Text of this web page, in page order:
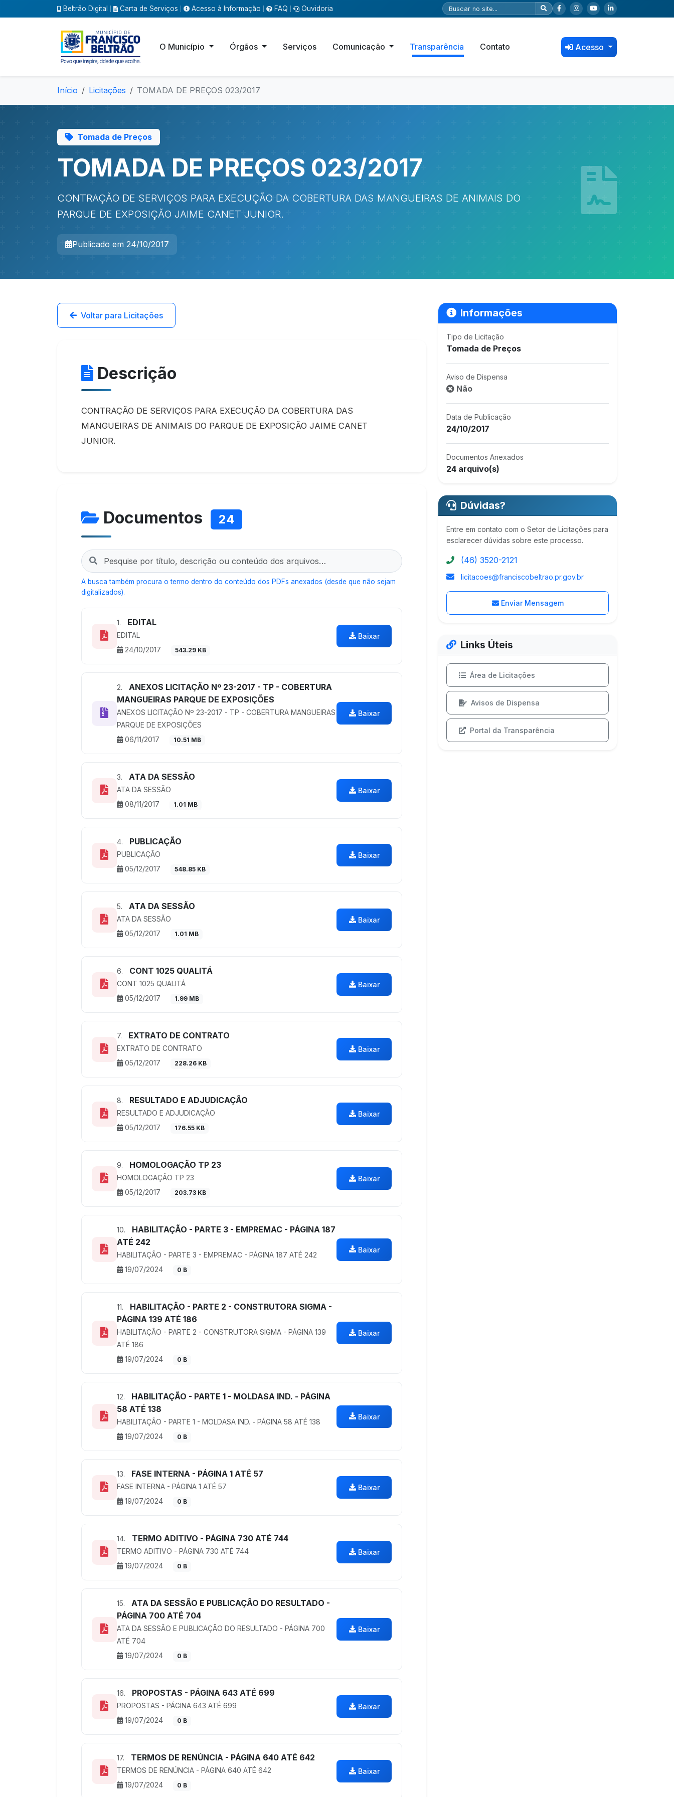
Beltrão Digital Carta de Serviços Acesso à Informação FAQ Ouvidoria
O Município Órgãos Serviços Comunicação Transparência Contato Acesso
Início Licitações TOMADA DE PREÇOS 023/2017
Tomada de Preços
TOMADA DE PREÇOS 023/2017
CONTRAÇÃO DE SERVIÇOS PARA EXECUÇÃO DA COBERTURA DAS MANGUEIRAS DE ANIMAIS DO
PARQUE DE EXPOSIÇÃO JAIME CANET JUNIOR.
Publicado em 24/10/2017
Voltar para Licitações
Descrição
CONTRAÇÃO DE SERVIÇOS PARA EXECUÇÃO DA COBERTURA DAS
MANGUEIRAS DE ANIMAIS DO PARQUE DE EXPOSIÇÃO JAIME CANET
JUNIOR.
Documentos 24
A busca também procura o termo dentro do conteúdo dos PDFs anexados (desde que não sejam
digitalizados).
1. EDITAL
EDITAL
24/10/2017
543.29 KB
Baixar
2.
ANEXOS LICITAÇÃO Nº 23-2017 - TP - COBERTURA
MANGUEIRAS PARQUE DE EXPOSIÇÕES
ANEXOS LICITAÇÃO Nº 23-2017 - TP - COBERTURA MANGUEIRAS
PARQUE DE EXPOSIÇÕES
06/11/2017
10.51 MB
Baixar
3. ATA DA SESSÃO
ATA DA SESSÃO
08/11/2017
1.01 MB
Baixar
4. PUBLICAÇÃO
PUBLICAÇÃO
05/12/2017
548.85 KB
Baixar
5. ATA DA SESSÃO
ATA DA SESSÃO
05/12/2017
1.01 MB
Baixar
6. CONT 1025 QUALITÁ
CONT 1025 QUALITÁ
05/12/2017
1.99 MB
Baixar
7. EXTRATO DE CONTRATO
EXTRATO DE CONTRATO
05/12/2017
228.26 KB
Baixar
8. RESULTADO E ADJUDICAÇÃO
RESULTADO E ADJUDICAÇÃO
05/12/2017
176.55 KB
Baixar
9. HOMOLOGAÇÃO TP 23
HOMOLOGAÇÃO TP 23
05/12/2017
203.73 KB
Baixar
10.
HABILITAÇÃO - PARTE 3 - EMPREMAC - PÁGINA 187
ATÉ 242
HABILITAÇÃO - PARTE 3 - EMPREMAC - PÁGINA 187 ATÉ 242
19/07/2024
0 B
Baixar
11.
HABILITAÇÃO - PARTE 2 - CONSTRUTORA SIGMA -
PÁGINA 139 ATÉ 186
HABILITAÇÃO - PARTE 2 - CONSTRUTORA SIGMA - PÁGINA 139
ATÉ 186
19/07/2024
0 B
Baixar
12.
HABILITAÇÃO - PARTE 1 - MOLDASA IND. - PÁGINA
58 ATÉ 138
HABILITAÇÃO - PARTE 1 - MOLDASA IND. - PÁGINA 58 ATÉ 138
19/07/2024
0 B
Baixar
13. FASE INTERNA - PÁGINA 1 ATÉ 57
FASE INTERNA - PÁGINA 1 ATÉ 57
19/07/2024
0 B
Baixar
14. TERMO ADITIVO - PÁGINA 730 ATÉ 744
TERMO ADITIVO - PÁGINA 730 ATÉ 744
19/07/2024
0 B
Baixar
15.
ATA DA SESSÃO E PUBLICAÇÃO DO RESULTADO -
PÁGINA 700 ATÉ 704
ATA DA SESSÃO E PUBLICAÇÃO DO RESULTADO - PÁGINA 700
ATÉ 704
19/07/2024
0 B
Baixar
16. PROPOSTAS - PÁGINA 643 ATÉ 699
PROPOSTAS - PÁGINA 643 ATÉ 699
19/07/2024
0 B
Baixar
17. TERMOS DE RENÚNCIA - PÁGINA 640 ATÉ 642
TERMOS DE RENÚNCIA - PÁGINA 640 ATÉ 642
19/07/2024
0 B
Baixar
Informações
Tipo de Licitação
Tomada de Preços
Aviso de Dispensa
Não
Data de Publicação
24/10/2017
Documentos Anexados
24 arquivo(s)
Dúvidas?
Entre em contato com o Setor de Licitações para
esclarecer dúvidas sobre este processo.
(46) 3520-2121
licitacoes@franciscobeltrao.pr.gov.br
Enviar Mensagem
Links Úteis
Área de Licitações
Avisos de Dispensa
Portal da Transparência